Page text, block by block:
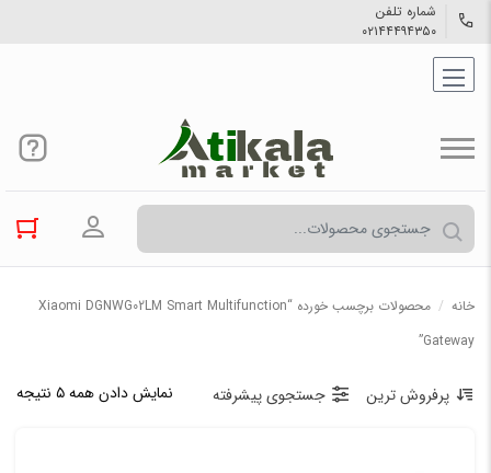
شماره تلفن
۰۲۱۴۴۴۹۴۳۵۰
ورود به
خانه /
محصولات برچسب خورده “Xiaomi DGNWG02LM Smart Multifunction
Gateway”
نمایش دادن همه ۵ نتیجه پرفروش ترین جستجوی پیشرفته